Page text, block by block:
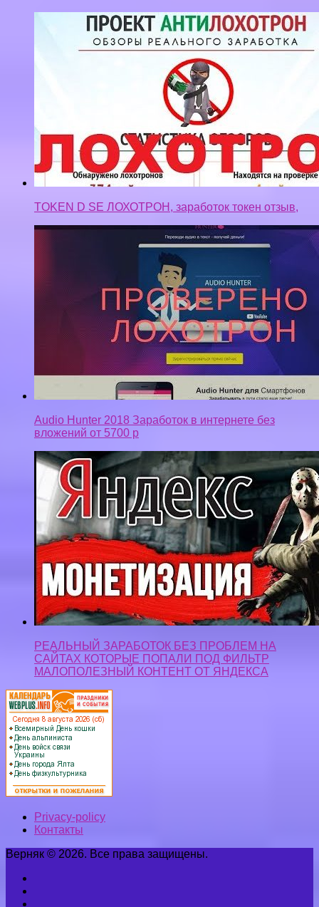
Audio Hunter 2018 Заработок в интернете без
вложений от 5700 р
РЕАЛЬНЫЙ ЗАРАБОТОК БЕЗ ПРОБЛЕМ НА
САЙТАХ КОТОРЫЕ ПОПАЛИ ПОД ФИЛЬТР
МАЛОПОЛЕЗНЫЙ КОНТЕНТ ОТ ЯНДЕКСА
Privacy-policy
Контакты
Верняк © 2026. Все права защищены.